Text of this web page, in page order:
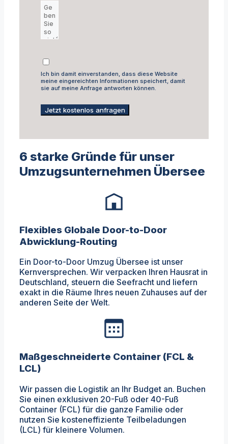
Ich bin damit einverstanden, dass diese Website
meine eingereichten Informationen speichert, damit
sie auf meine Anfrage antworten können.
Jetzt kostenlos anfragen
6 starke Gründe für unser
Umzugsunternehmen Übersee
Flexibles Globale Door-to-Door
Abwicklung-Routing
Ein Door-to-Door Umzug Übersee ist unser
Kernversprechen. Wir verpacken Ihren Hausrat in
Deutschland, steuern die Seefracht und liefern
exakt in die Räume Ihres neuen Zuhauses auf der
anderen Seite der Welt.
Maßgeschneiderte Container (FCL &
LCL)
Wir passen die Logistik an Ihr Budget an. Buchen
Sie einen exklusiven 20-Fuß oder 40-Fuß
Container (FCL) für die ganze Familie oder
nutzen Sie kosteneffiziente Teilbeladungen
(LCL) für kleinere Volumen.